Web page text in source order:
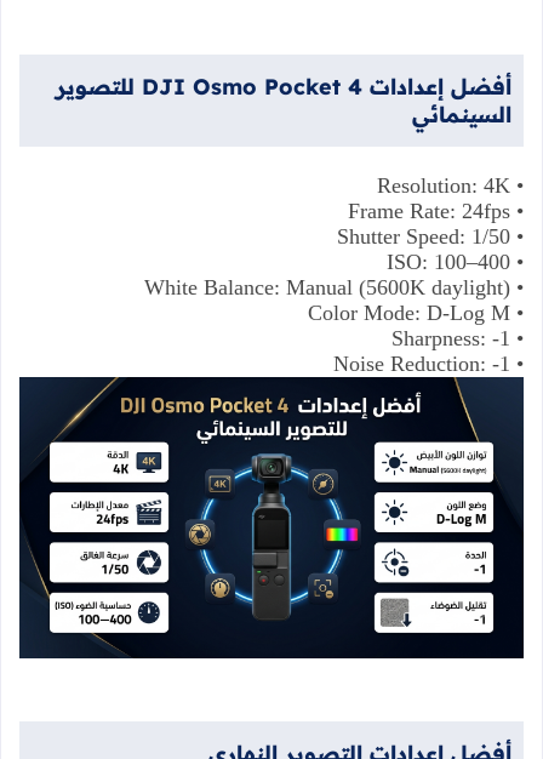
أفضل إعدادات
للتصوير
السينمائي
• Resolution: 4K
• Frame Rate: 24fps
• Shutter Speed: 1/50
• ISO: 100–400
• White Balance: Manual (5600K daylight)
• Color Mode: D-Log M
• Sharpness: -1
• Noise Reduction: -1